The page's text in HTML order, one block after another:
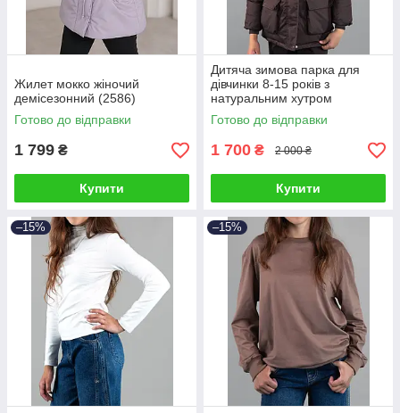
Жилет мокко жіночий
демісезонний (2586)
Готово до відправки
1 799 ₴
Купити
Дитяча зимова парка для
дівчинки 8-15 років з
натуральним хутром
шоколадна (2631190)
Готово до відправки
1 700 ₴ 2 000 ₴
Купити
–15% –15%